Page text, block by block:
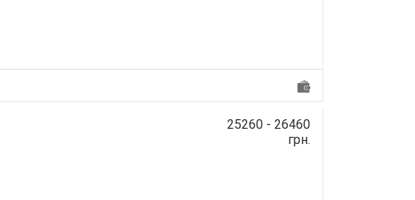
25260 - 26460
грн.